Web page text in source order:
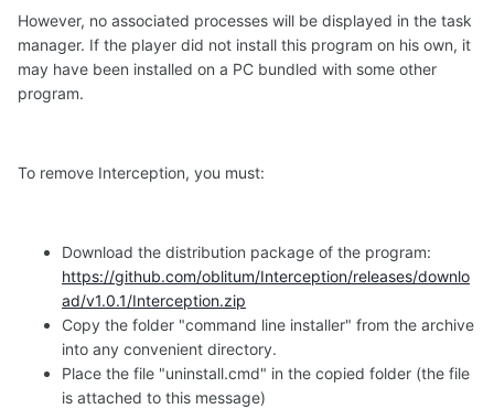
However, no associated processes will be displayed in the task
manager. If the player did not install this program on his own, it
may have been installed on a PC bundled with some other
program.
To remove Interception, you must:
Download the distribution package of the program:
https://github.com/oblitum/Interception/releases/downlo
ad/v1.0.1/Interception.zip
Copy the folder "command line installer" from the archive
into any convenient directory.
Place the file "uninstall.cmd" in the copied folder (the file
is attached to this message)